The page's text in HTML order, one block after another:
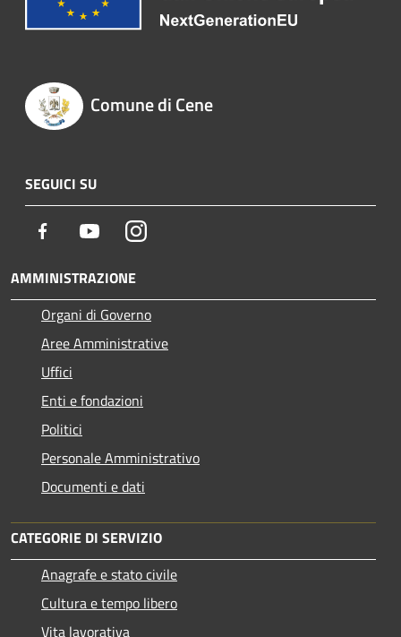
Comune di Cene
SEGUICI SU
Facebook YoutubeInstagram
AMMINISTRAZIONE
Organi di Governo
Aree Amministrative
Uffici
Enti e fondazioni
Politici
Personale Amministrativo
Documenti e dati
CATEGORIE DI SERVIZIO
Anagrafe e stato civile
Cultura e tempo libero
Vita lavorativa